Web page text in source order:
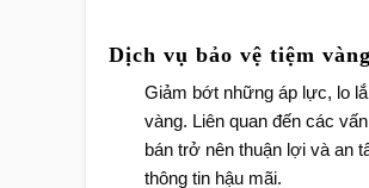
Dịch vụ bảo vệ tiệm
Giảm bớt những áp lực, lo
vàng. Liên quan đến các
bán trở nên thuận lợi và an
thông tin hậu mãi.